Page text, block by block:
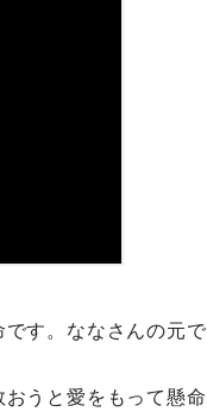
す。ななさんの元で
うと愛をもって懸命